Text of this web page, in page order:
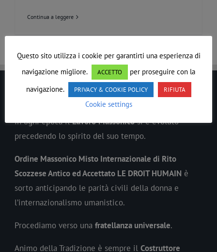
Continua a leggere
LE DROIT HUMAIN
In ogni epoca ilLavoro Massonicosi è evoluto
precedendo lo spirito del suo tempo.
Ordine Massonico Misto Internazionale di Rito
Scozzese Antico ed Accettato LE DROIT HUMAIN è
sorto anticipando le parità civili della donna e
l’internazionalismo umanistico.
Procediamo verso una fratellanza universale.
Animo della Tradizione è sempre il Costruttore
Questo sito utilizza i cookie per garantirti una esperienza di
navigazione migliore.
ACCETTO
per proseguire con la
navigazione.
PRIVACY & COOKIE POLICY RIFIUTA
Cookie settings